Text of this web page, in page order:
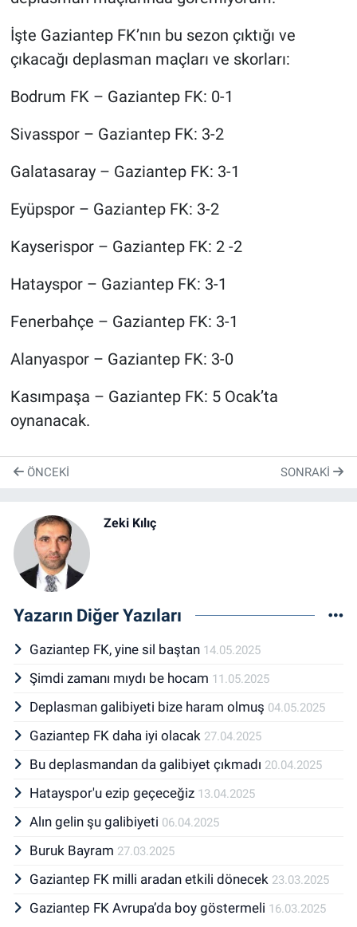
İşte Gaziantep FK’nın bu sezon çıktığı ve
çıkacağı deplasman maçları ve skorları:
Bodrum FK – Gaziantep FK: 0-1
Sivasspor – Gaziantep FK: 3-2
Galatasaray – Gaziantep FK: 3-1
Eyüpspor – Gaziantep FK: 3-2
Kayserispor – Gaziantep FK: 2 -2
Hatayspor – Gaziantep FK: 3-1
Fenerbahçe – Gaziantep FK: 3-1
Alanyaspor – Gaziantep FK: 3-0
Kasımpaşa – Gaziantep FK: 5 Ocak’ta
oynanacak.
ÖNCEKI SONRAKI
Zeki Kılıç
Yazarın Diğer Yazıları
Gaziantep FK, yine sil baştan 14.05.2025
Şimdi zamanı mıydı be hocam 11.05.2025
Deplasman galibiyeti bize haram olmuş 04.05.2025
Gaziantep FK daha iyi olacak 27.04.2025
Bu deplasmandan da galibiyet çıkmadı 20.04.2025
Hatayspor'u ezip geçeceğiz 13.04.2025
Alın gelin şu galibiyeti 06.04.2025
Buruk Bayram 27.03.2025
Gaziantep FK milli aradan etkili dönecek 23.03.2025
Gaziantep FK Avrupa’da boy göstermeli 16.03.2025